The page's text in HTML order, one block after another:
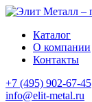
Каталог
О компании
Контакты
+7 (495) 902-67-45
info@elit-metal.ru